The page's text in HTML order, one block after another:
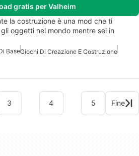
gratis per Valheim
la costruzione è una mod che ti
oggetti nel mondo mentre sei in
BaseGiochi Di Creazione E Costruzione
3 4 5 Fine